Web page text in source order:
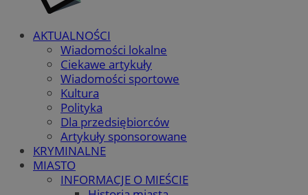
AKTUALNOŚCI
Wiadomości lokalne
Ciekawe artykuły
Wiadomości sportowe
Kultura
Polityka
Dla przedsiębiorców
Artykuły sponsorowane
KRYMINALNE
MIASTO
INFORMACJE O MIEŚCIE